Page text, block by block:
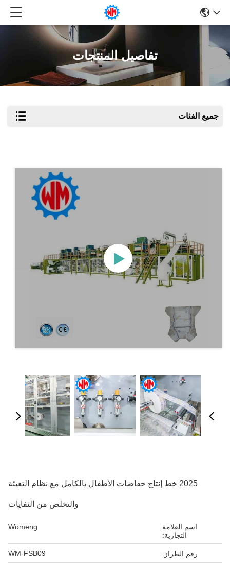
تفاصيل المنتجات
جميع الفئات
2025 خط إنتاج حفاضات الأطفال بالكامل مع نظام التعبئة
والتخلص من النفايات
اسم العلامة
التجارية:
Womeng
رقم الطراز: WM-FSB09